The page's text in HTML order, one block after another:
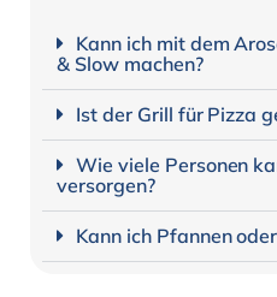
Kann ich mit dem
& Slow machen?
Ist der Grill für Pizza
Wie viele Personen
versorgen?
Kann ich Pfannen